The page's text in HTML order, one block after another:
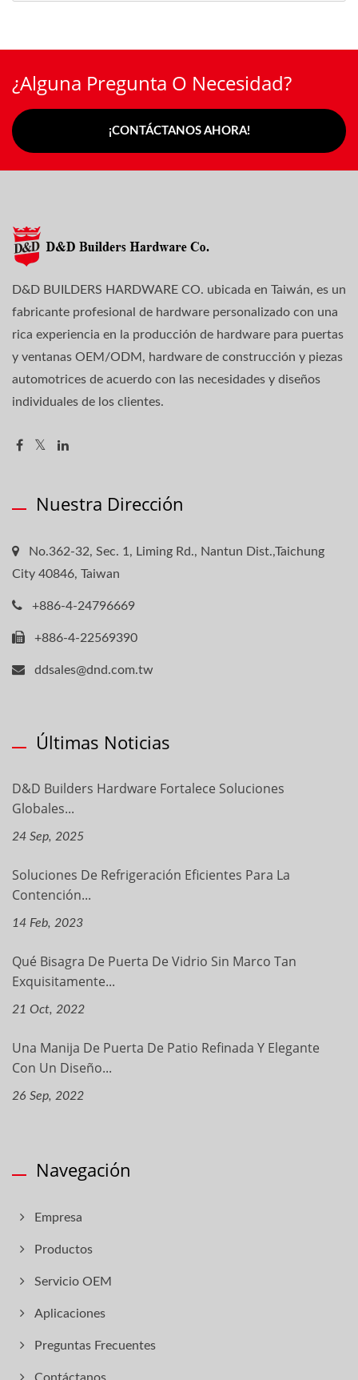
¿Alguna Pregunta O Necesidad?
¡CONTÁCTANOS AHORA!
D&D BUILDERS HARDWARE CO. ubicada en Taiwán, es un
fabricante profesional de hardware personalizado con una
rica experiencia en la producción de hardware para puertas
y ventanas OEM/ODM, hardware de construcción y piezas
automotrices de acuerdo con las necesidades y diseños
individuales de los clientes.
Nuestra Dirección
No.362-32, Sec. 1, Liming Rd., Nantun Dist.,Taichung
City 40846, Taiwan
+886-4-24796669
+886-4-22569390
ddsales@dnd.com.tw
Últimas Noticias
D&D Builders Hardware Fortalece Soluciones
Globales...
24 Sep, 2025
Soluciones De Refrigeración Eficientes Para La
Contención...
14 Feb, 2023
Qué Bisagra De Puerta De Vidrio Sin Marco Tan
Exquisitamente...
21 Oct, 2022
Una Manija De Puerta De Patio Refinada Y Elegante
Con Un Diseño...
26 Sep, 2022
Navegación
Empresa
Productos
Servicio OEM
Aplicaciones
Preguntas Frecuentes
Contáctanos